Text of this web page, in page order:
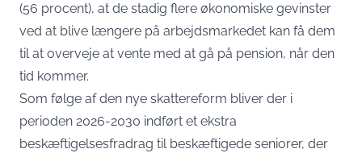
(56 procent), at de stadig flere økonomiske gevinster
ved at blive længere på arbejdsmarkedet kan få dem
til at overveje at vente med at gå på pension, når den
tid kommer.
Som følge af den nye skattereform bliver der i
perioden 2026-2030 indført et ekstra
beskæftigelsesfradrag til beskæftigede seniorer, der